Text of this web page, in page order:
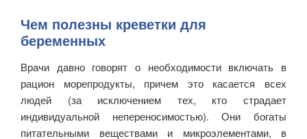
Чем полезны креветки для
беременных
Врачи давно говорят о необходимости включать в
рацион морепродукты, причем это касается всех
людей (за исключением тех, кто страдает
индивидуальной непереносимостью). Они богаты
питательными веществами и микроэлементами, в